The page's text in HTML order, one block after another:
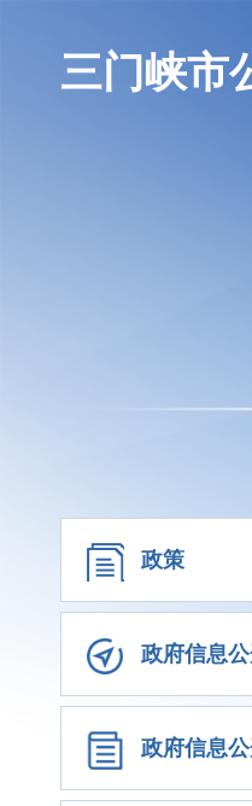
三门峡市
政策
政府信息
政府信息